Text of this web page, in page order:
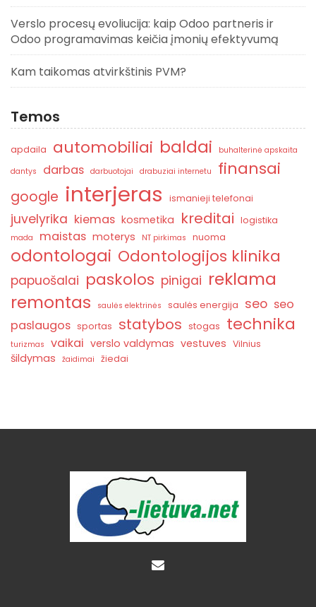
Verslo procesų evoliucija: kaip Odoo partneris ir
Odoo programavimas keičia įmonių efektyvumą
Kam taikomas atvirkštinis PVM?
Temos
apdaila automobiliai baldai
buhalterinė apskaita
dantys
darbas darbuotojai drabuziai internetu finansai
google interjeras ismanieji telefonai
juvelyrika kiemas kosmetika kreditai logistika
mada maistas moterys NT pirkimas nuoma
odontologai Odontologijos klinika
papuošalai paskolos pinigai reklama
remontas
saulės elektrinės saulės energija seo seo
paslaugos sportas statybos stogas technika
turizmas vaikai verslo valdymas vestuves Vilnius
šildymas žaidimai žiedai